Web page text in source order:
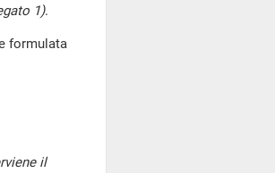
1).
formulata
il